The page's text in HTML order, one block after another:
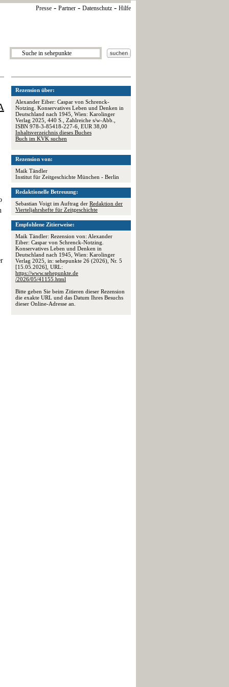
Presse - Partner - Datenschutz - Hilfe
Rezension über:
Alexander Eiber: Caspar von Schrenck-
Notzing. Konservatives Leben und Denken in
Deutschland nach 1945, Wien: Karolinger
Verlag 2025, 440 S., Zahlreiche s/w-Abb.,
ISBN 978-3-85418-227-6, EUR 38,00
Inhaltsverzeichnis dieses Buches
Buch im KVK suchen
Rezension von:
Maik Tändler
Institut für Zeitgeschichte München - Berlin
Redaktionelle Betreuung:
Sebastian Voigt im Auftrag der Redaktion der
Vierteljahrshefte für Zeitgeschichte
Empfohlene Zitierweise:
Maik Tändler: Rezension von: Alexander
Eiber: Caspar von Schrenck-Notzing.
Konservatives Leben und Denken in
Deutschland nach 1945, Wien: Karolinger
Verlag 2025, in: sehepunkte 26 (2026), Nr. 5
[15.05.2026], URL:
https://www.sehepunkte.de
/2026/05/41155.html
Bitte geben Sie beim Zitieren dieser Rezension
die exakte URL und das Datum Ihres Besuchs
dieser Online-Adresse an.